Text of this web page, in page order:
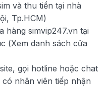
và thu tiền tại nhà
Tp.HCM)
hàng simvip247.vn tại
(Xem danh sách cửa
gọi hotline hoặc chat
nhân viên tiếp nhận